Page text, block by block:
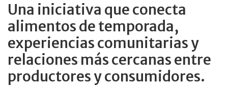
Una iniciativa que conecta
alimentos de temporada,
experiencias comunitarias y
relaciones más cercanas entre
productores y consumidores.